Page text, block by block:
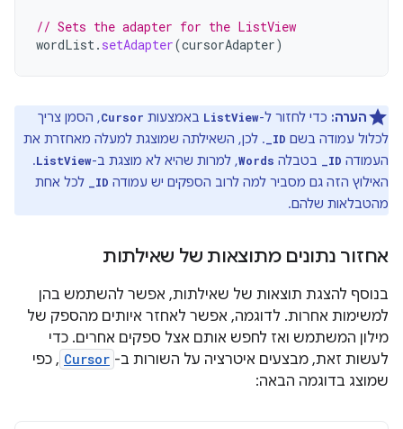
// Sets the adapter for the ListView
wordList . setAdapter(cursorAdapter)
הערה: כדי לחזור ל-ListView באמצעות Cursor, הסמן צריך
לכלול עמודה בשם _ID . לכן, השאילתה שמוצגת למעלה מאחזרת את
העמודה _ID בטבלה Words, למרות שהיא לא מוצגת ב-ListView
.
האילוץ הזה גם מסביר למה לרוב הספקים יש עמודה _ID
לכל אחת
מהטבלאות שלהם.
אחזור נתונים מתוצאות של שאילתות
בנוסף להצגת תוצאות של שאילתות, אפשר להשתמש בהן
למשימות אחרות. לדוגמה, אפשר לאחזר איותים מהספק של
מילון המשתמש ואז לחפש אותם אצל ספקים אחרים. כדי
לעשות זאת, מבצעים איטרציה על השורות ב- Cursor , כפי
שמוצג בדוגמה הבאה: